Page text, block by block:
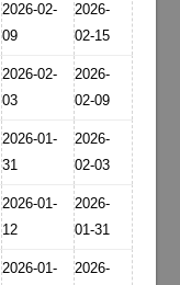
2026-02-
09
2026-
02-15
2026-02-
03
2026-
02-09
2026-01-
31
2026-
02-03
2026-01-
12
2026-
01-31
2026-01-
2026-